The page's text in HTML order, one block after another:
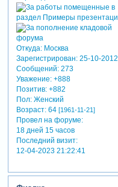
Откуда:Москва
Зарегистрирован: 25-10-2012
Сообщений:273
Уважение: +888
Позитив: +882
Пол:Женский
Возраст:64 [1961-11-21]
Провел на форуме:
18 дней 15 часов
Последний визит:
12-04-2023 21:22:41